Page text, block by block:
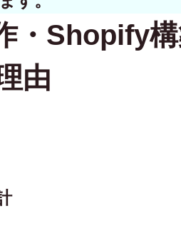
お問い合わせ
・Shopify
由